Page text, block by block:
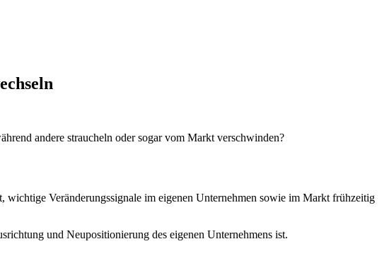
andere straucheln oder sogar vom Markt verschwinden?
Veränderungssignale im eigenen Unternehmen sowie im Markt frühzeitig
und Neupositionierung des eigenen Unternehmens ist.